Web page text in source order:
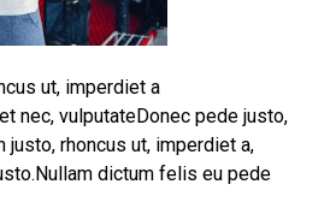
ut, imperdiet a
nec, vulputateDonec pede justo,
justo, rhoncus ut, imperdiet a,
dictum felis eu pede